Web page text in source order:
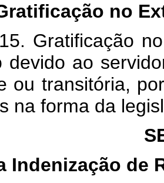
no
Gratificação
devido ao
ou transitória,
na forma da
Indenização de